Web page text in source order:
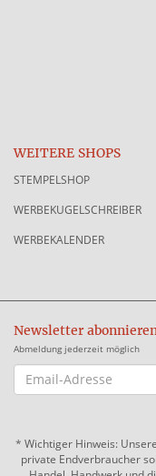
WEITERE SHOPS
STEMPELSHOP
WERBEKUGELSCHREIBER
WERBEKALENDER
Newsletter
Abmeldung jederzeit möglich
EMAIL-
ADRESSE
* Wichtiger Hinweis:
private Endverbraucher